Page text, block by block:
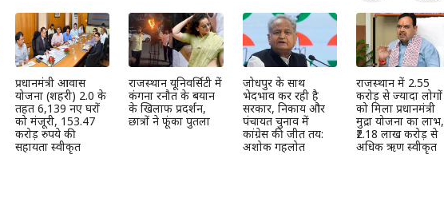
प्रधानमंत्री आवास
योजना (शहरी) 2.0 के
तहत 6,139 नए घरों
को मंजूरी, 153.47
करोड़ रुपये की
सहायता स्वीकृत
राजस्थान यूनिवर्सिटी में
कंगना रनौत के बयान
के खिलाफ प्रदर्शन,
छात्रों ने फूंका पुतला
जोधपुर के साथ
भेदभाव कर रही है
सरकार, निकाय और
पंचायत चुनाव में
कांग्रेस की जीत तय:
अशोक गहलोत
राजस्थान में 2.55
करोड़ से ज्यादा लोगों
को मिला प्रधानमंत्री
मुद्रा योजना का लाभ,
₹2.18 लाख करोड़ से
अधिक ऋण स्वीकृत